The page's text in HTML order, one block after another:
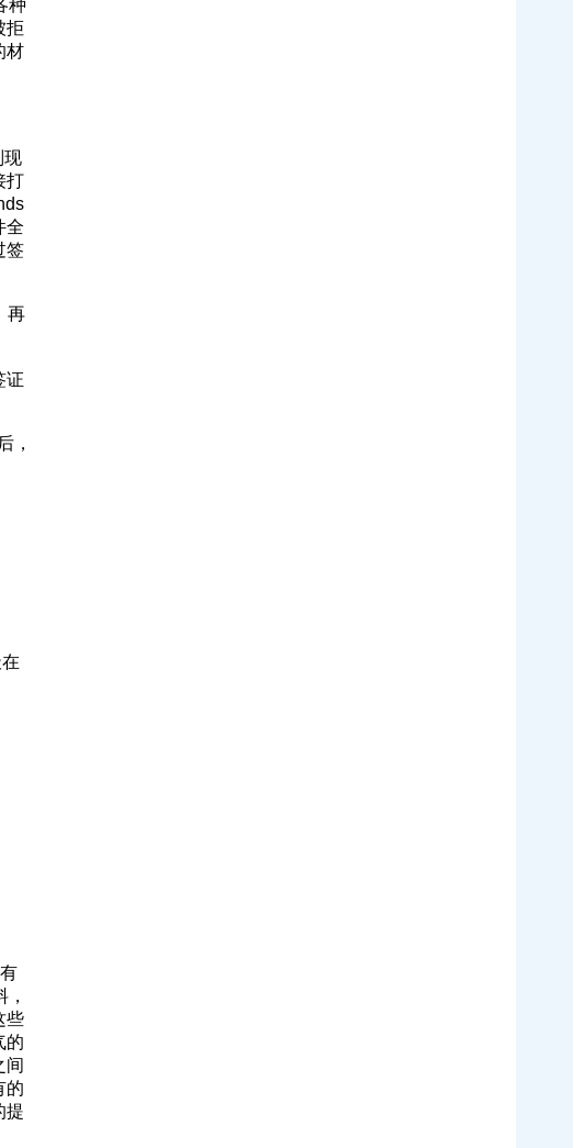
种
拒
材
现
打
全
签
再
证
，
些
的
间
的
提